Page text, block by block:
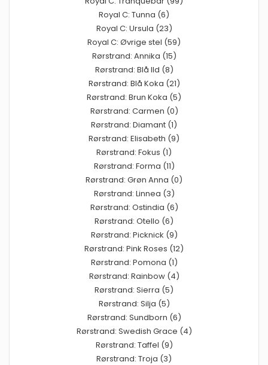
Royal C: Tunna (6)
Royal C: Ursula (23)
Royal C: Øvrige stel (59)
Rørstrand: Annika (15)
Rørstrand: Blå Ild (8)
Rørstrand: Blå Koka (21)
Rørstrand: Brun Koka (5)
Rørstrand: Carmen (0)
Rørstrand: Diamant (1)
Rørstrand: Elisabeth (9)
Rørstrand: Fokus (1)
Rørstrand: Forma (11)
Rørstrand: Grøn Anna (0)
Rørstrand: Linnea (3)
Rørstrand: Ostindia (6)
Rørstrand: Otello (6)
Rørstrand: Picknick (9)
Rørstrand: Pink Roses (12)
Rørstrand: Pomona (1)
Rørstrand: Rainbow (4)
Rørstrand: Sierra (5)
Rørstrand: Silja (5)
Rørstrand: Sundborn (6)
Rørstrand: Swedish Grace (4)
Rørstrand: Taffel (9)
Rørstrand: Troja (3)